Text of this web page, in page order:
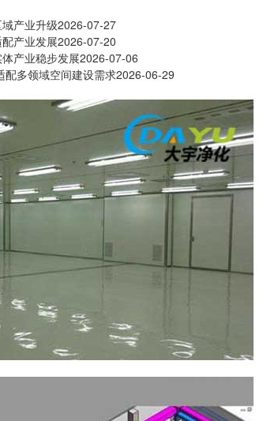
产业升级2026-07-27
产业发展2026-07-20
产业稳步发展2026-07-06
配多领域空间建设需求2026-06-29